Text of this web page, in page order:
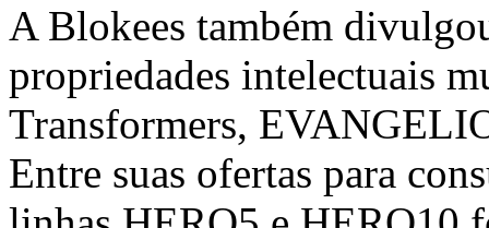
A Blokees também
propriedades intelectuais
Transformers,
Entre suas ofertas para